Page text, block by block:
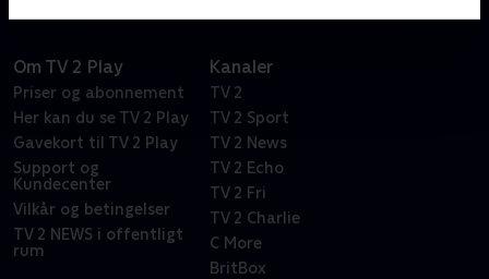
Om TV 2 Play
Priser og abonnement
Her kan du se TV 2 Play
Gavekort til TV 2 Play
Support og
Kundecenter
Vilkår og betingelser
TV 2 NEWS i offentligt
rum
Kanaler
TV 2
TV 2 Sport
TV 2 News
TV 2 Echo
TV 2 Fri
TV 2 Charlie
C More
BritBox